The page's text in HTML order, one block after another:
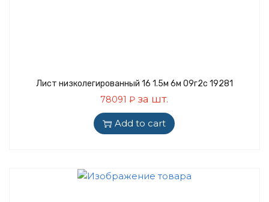
Лист низколегированный 16 1.5м 6м 09г2с 19281
78091₽ за шт.
Add to cart